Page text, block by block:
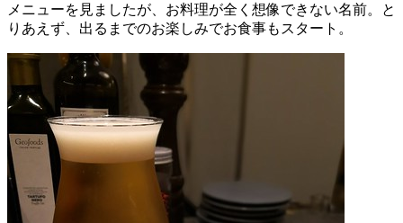
メニューを見ましたが、お料理が全く想像できない名前。と
りあえず、出るまでのお楽しみでお食事もスタート。